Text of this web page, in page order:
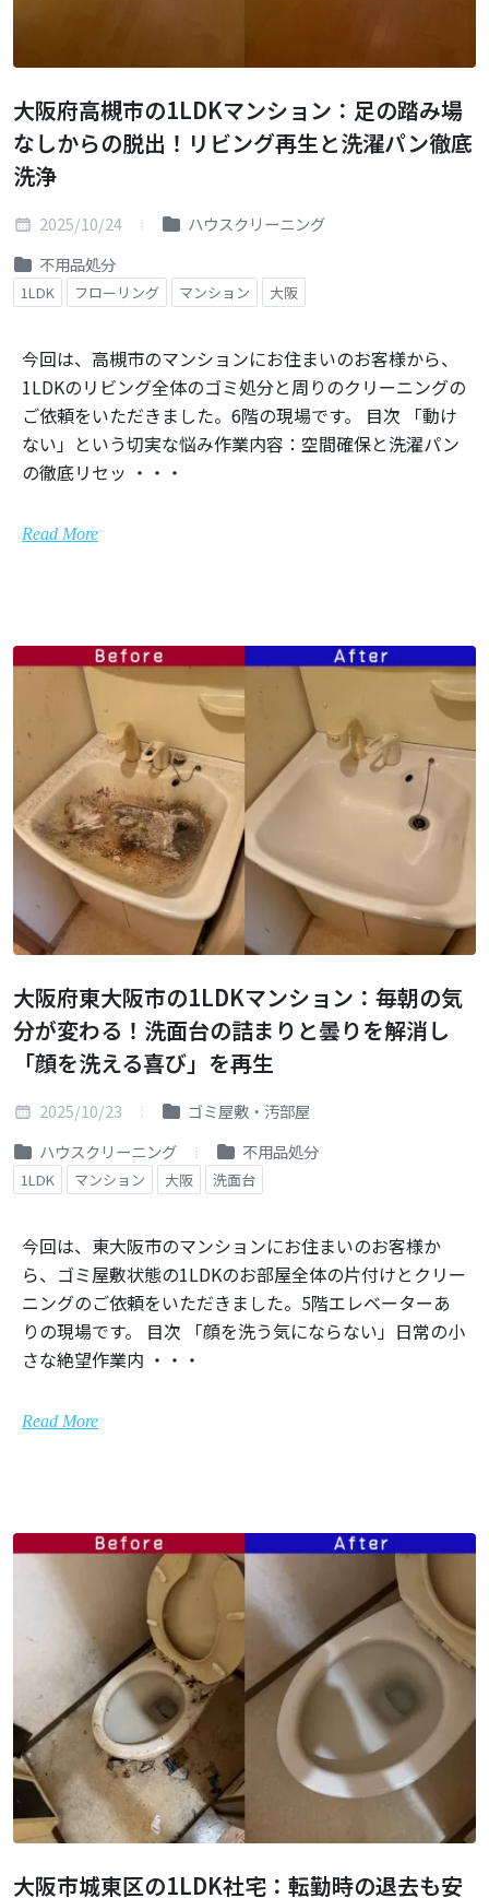
大阪府高槻市の1LDKマンション：足の踏み場
なしからの脱出！リビング再生と洗濯パン徹底
洗浄
2025/10/24
ハウスクリーニング
不用品処分
1LDK フローリング マンション 大阪
今回は、高槻市のマンションにお住まいのお客様から、
1LDKのリビング全体のゴミ処分と周りのクリーニングの
ご依頼をいただきました。6階の現場です。 目次 「動け
ない」という切実な悩み作業内容：空間確保と洗濯パン
の徹底リセッ ・・・
Read More
大阪府東大阪市の1LDKマンション：毎朝の気
分が変わる！洗面台の詰まりと曇りを解消し
「顔を洗える喜び」を再生
2025/10/23
ゴミ屋敷・汚部屋
ハウスクリーニング
不用品処分
1LDK マンション 大阪 洗面台
今回は、東大阪市のマンションにお住まいのお客様か
ら、ゴミ屋敷状態の1LDKのお部屋全体の片付けとクリー
ニングのご依頼をいただきました。5階エレベーターあ
りの現場です。 目次 「顔を洗う気にならない」日常の小
さな絶望作業内 ・・・
Read More
大阪市城東区の1LDK社宅：転勤時の退去も安